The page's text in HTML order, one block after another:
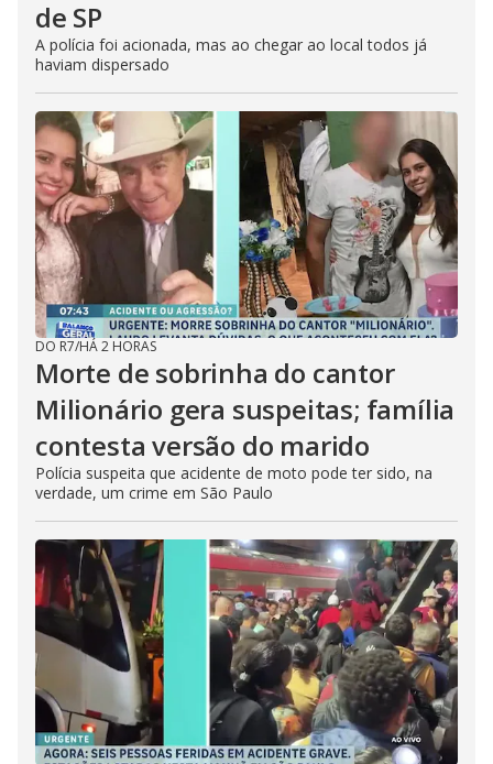
de SP
A polícia foi acionada, mas ao chegar ao local todos já
haviam dispersado
DO R7/HÁ 2 HORAS
Morte de sobrinha do cantor
Milionário gera suspeitas; família
contesta versão do marido
Polícia suspeita que acidente de moto pode ter sido, na
verdade, um crime em São Paulo